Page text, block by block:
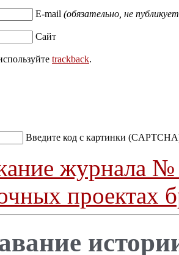
E-mail (обязательно, не
Сайт
trackback.
Введите код с картинки
журнала №
проектах